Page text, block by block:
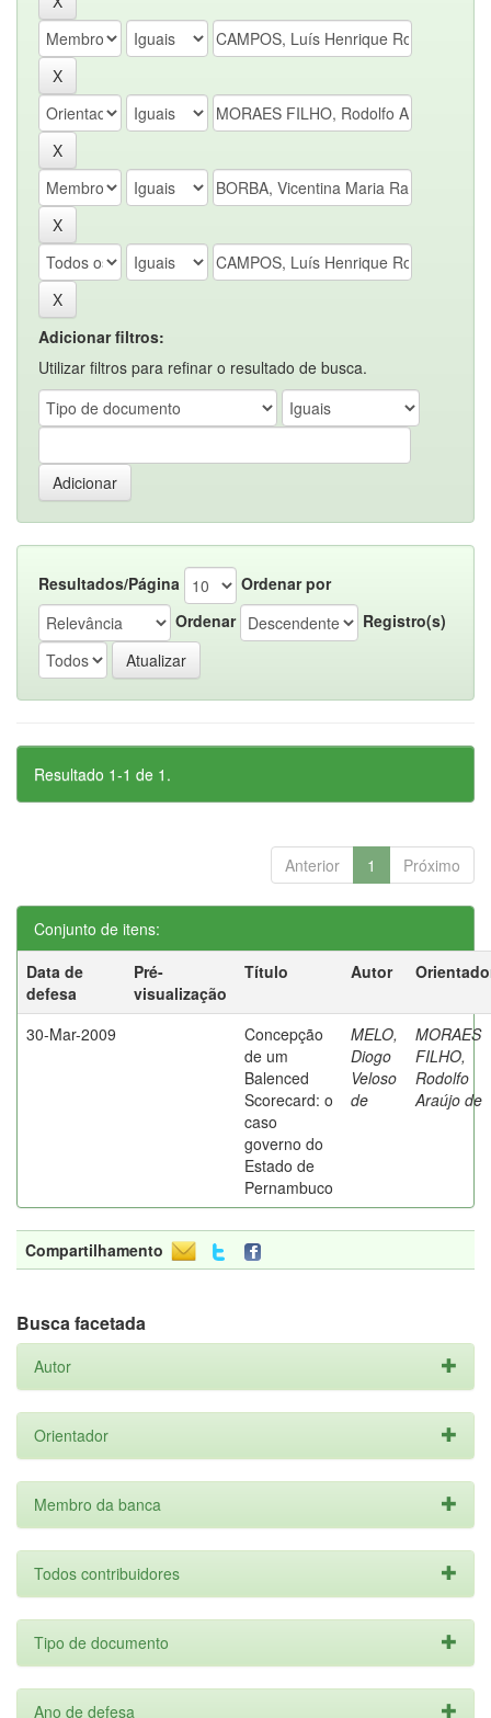
Adicionar filtros:
Utilizar filtros para refinar o resultado de busca.
Resultados/Página
Ordenar por
Ordenar
Registro(s)
Resultado 1-1 de 1.
Anterior 1 Próximo
Conjunto de itens:
Data de
defesa
Pré-
visualização
Título Autor
30-Mar-2009
Concepção
de um
Balenced
Scorecard: o
caso
governo do
Estado de
Pernambuco
MELO,
Diogo
Veloso
de
MORAES
FILHO,
Rodolfo
Araújo de
Compartilhamento
Busca facetada
Autor
Orientador
Membro da banca
Todos contribuidores
Tipo de documento
Ano de defesa